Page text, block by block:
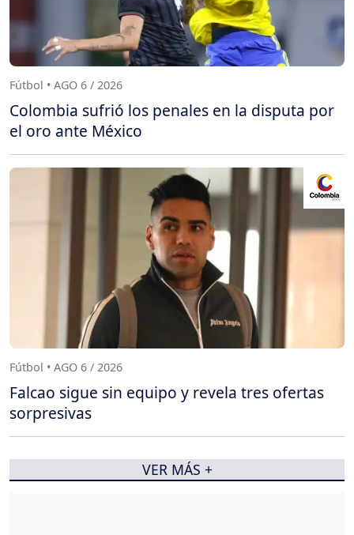
Fútbol • AGO 6 / 2026
Colombia sufrió los penales en la disputa por
el oro ante México
Fútbol • AGO 6 / 2026
Falcao sigue sin equipo y revela tres ofertas
sorpresivas
VER MÁS +